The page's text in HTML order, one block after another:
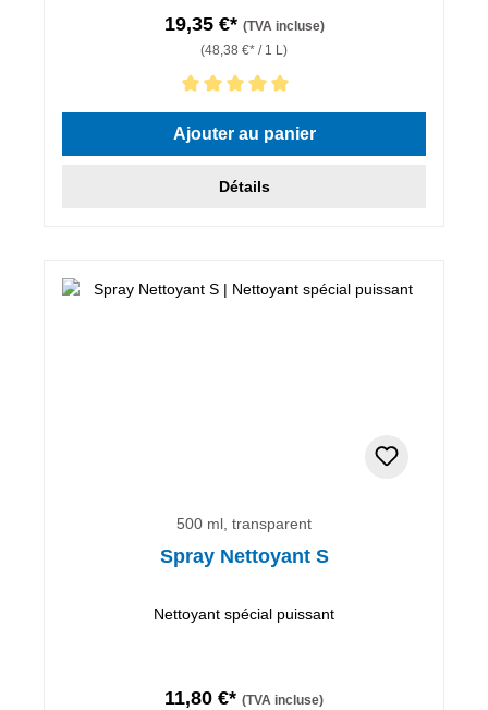
19,35 €* (TVA incluse)
(48,38 €* / 1 L)
Note moyenne de 5 sur 5 étoiles
Ajouter au panier
Détails
500 ml, transparent
Spray Nettoyant S
Nettoyant spécial puissant
11,80 €* (TVA incluse)